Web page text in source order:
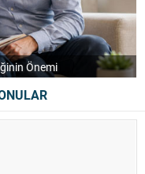
Önemi